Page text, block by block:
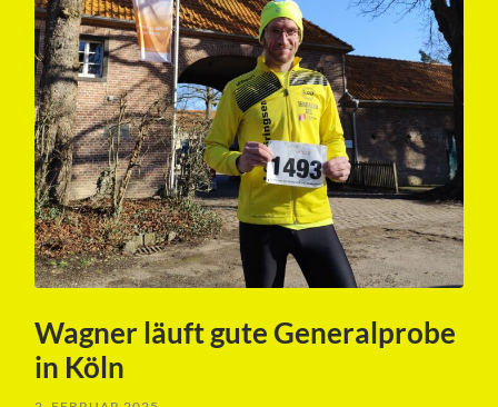
Wagner läuft gute Generalprobe
in Köln